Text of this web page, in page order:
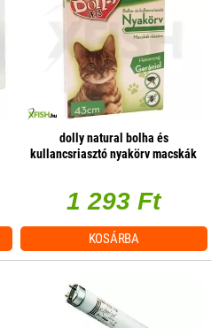
dolly natural bolha és
kullancsriasztó nyakörv macskák
1 293 Ft
KOSÁRBA